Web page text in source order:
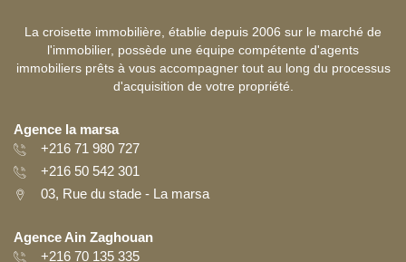
La croisette immobilière, établie depuis 2006 sur le marché de
l'immobilier, possède une équipe compétente d'agents
immobiliers prêts à vous accompagner tout au long du processus
d'acquisition de votre propriété.
Agence la marsa
+216 71 980 727
+216 50 542 301
03, Rue du stade - La marsa
Agence Ain Zaghouan
+216 70 135 335